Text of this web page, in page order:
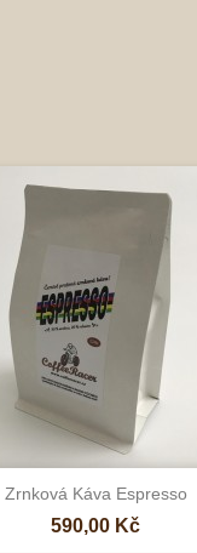
Zrnková Káva Espresso
Cena
590,00 Kč
Rychlý náhled